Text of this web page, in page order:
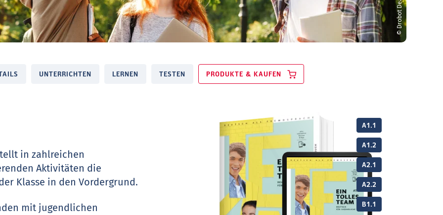
UNTERRICHTEN LERNEN TESTEN PRODUKTE & KAUFEN
A1.1
A1.2
A2.1
A2.2
B1.1
in zahlreichen
Aktivitäten die
Klasse in den Vordergrund.
mit jugendlichen